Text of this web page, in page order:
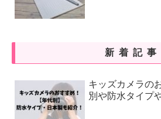
新着記事
キッズカメラの
別や防水タイプ